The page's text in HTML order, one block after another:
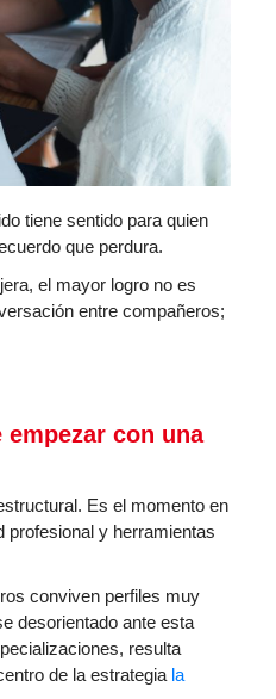
tiene sentido para quien
que perdura.
el mayor logro no es
entre compañeros;
con una
Es el momento en
profesional y herramientas
conviven perfiles muy
desorientado ante esta
resulta
de la estrategia la